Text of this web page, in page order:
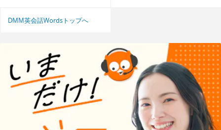
DMM英会話Wordsトップへ